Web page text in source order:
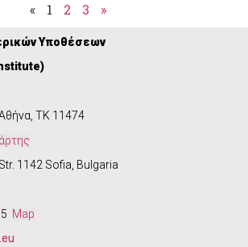
« 1 2 3 »
Υποθέσεων
ΤΚ 11474
1142 Sofia, Bulgaria
Map